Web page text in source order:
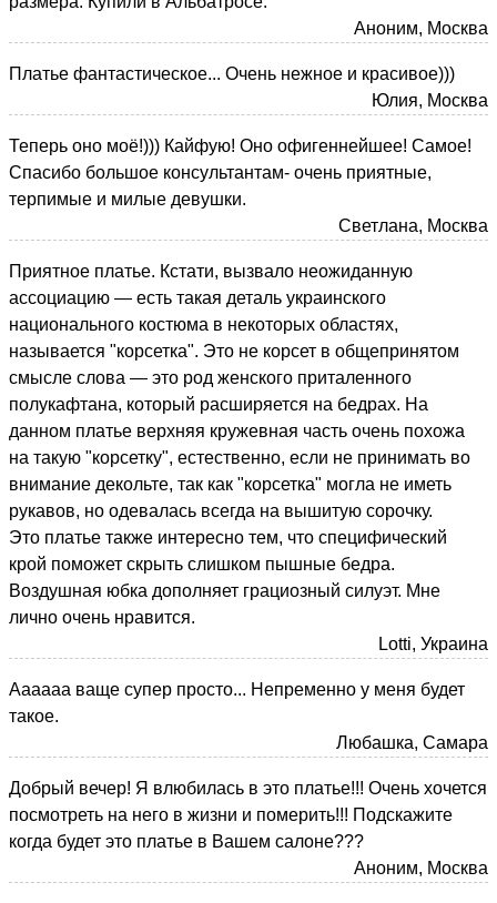
Аноним, Москва
Платье фантастическое... Очень нежное и красивое)))
Юлия, Москва
Теперь оно моё!))) Кайфую! Оно офигеннейшее! Самое!
Спасибо большое консультантам- очень приятные,
терпимые и милые девушки.
Светлана, Москва
Приятное платье. Кстати, вызвало неожиданную
ассоциацию — есть такая деталь украинского
национального костюма в некоторых областях,
называется "корсетка". Это не корсет в общепринятом
смысле слова — это род женского приталенного
полукафтана, который расширяется на бедрах. На
данном платье верхняя кружевная часть очень похожа
на такую "корсетку", естественно, если не принимать во
внимание декольте, так как "корсетка" могла не иметь
рукавов, но одевалась всегда на вышитую сорочку.
Это платье также интересно тем, что специфический
крой поможет скрыть слишком пышные бедра.
Воздушная юбка дополняет грациозный силуэт. Мне
лично очень нравится.
Lotti, Украина
Аааааа ваще супер просто... Непременно у меня будет
такое.
Любашка, Самара
Добрый вечер! Я влюбилась в это платье!!! Очень хочется
посмотреть на него в жизни и померить!!! Подскажите
когда будет это платье в Вашем салоне???
Аноним, Москва